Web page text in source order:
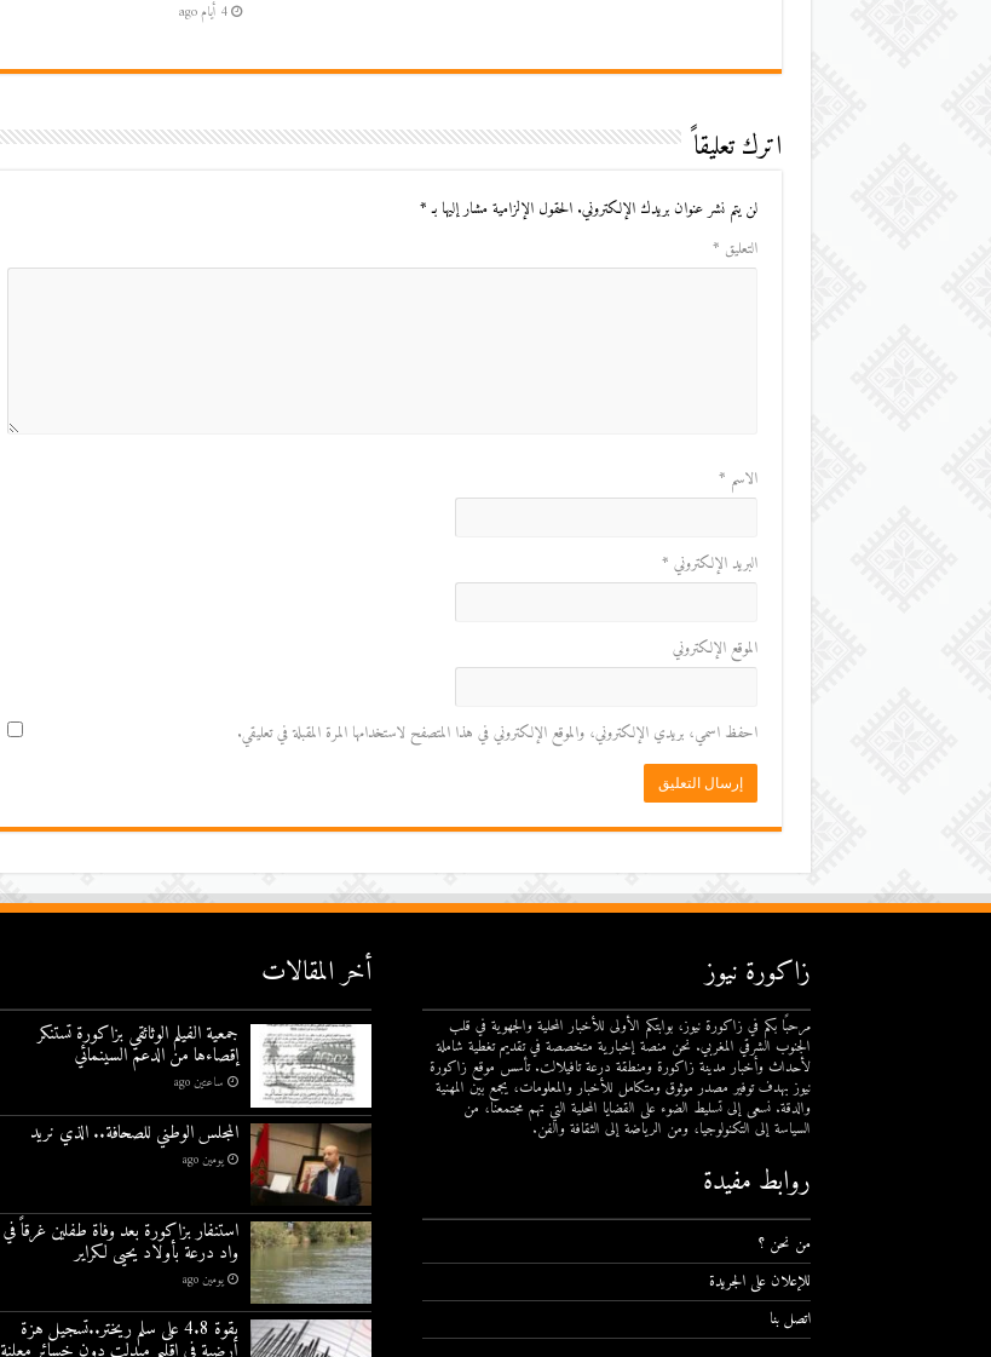
4 أيام ago
اترك تعليقاً
لن يتم نشر عنوان بريدك الإلكتروني. الحقول الإلزامية مشار إليها بـ*
التعليق *
الاسم *
البريد الإلكتروني *
الموقع الإلكتروني
احفظ اسمي، بريدي الإلكتروني، والموقع الإلكتروني في هذا المتصفح لاستخدامها المرة المقبلة في تعليقي.
زاكورة نيوز
مرحبًا بكم في زاكورة نيوز، بوابتكم الأولى للأخبار المحلية والجهوية في قلب
الجنوب الشرقي المغربي. نحن منصة إخبارية متخصصة في تقديم تغطية شاملة
لأحداث وأخبار مدينة زاكورة ومنطقة درعة تافيلالت. تأسس موقع زاكورة
نيوز بهدف توفير مصدر موثوق ومتكامل للأخبار والمعلومات، يجمع بين المهنية
والدقة. نسعى إلى تسليط الضوء على القضايا المحلية التي تهم مجتمعنا، من
السياسة إلى التكنولوجيا، ومن الرياضة إلى الثقافة والفن.
روابط مفيدة
من نحن ؟
للإعلان على الجريدة
اتصل بنا
أخر المقالات
جمعية الفيلم الوثائقي بزاكورة تستنكر
إقصاءها من الدعم السينمائي
ساعتين ago
المجلس الوطني للصحافة.. الذي نريد
يومين ago
استنفار بزاكورة بعد وفاة طفلين غرقاً في
واد درعة بأولاد يحيى لكراير
يومين ago
بقوة 4.8 على سلم ريختر..تسجيل هزة